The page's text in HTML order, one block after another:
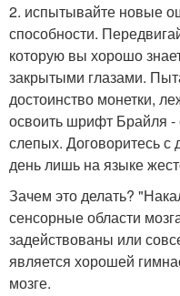
2. испытывайте новые
способности.
которую вы хорошо
закрытыми глазами.
достоинство монетки,
освоить шрифт Брайля -
слепых. Договоритесь
день лишь на языке
Зачем это делать?
сенсорные области
задействованы или
является хорошей
мозге.